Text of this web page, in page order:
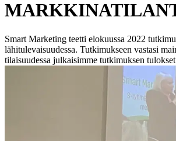
Smart Marketing teetti elokuussa 2022
lähitulevaisuudessa. Tutkimukseen vastasi
tilaisuudessa julkaisimme tutkimuksen